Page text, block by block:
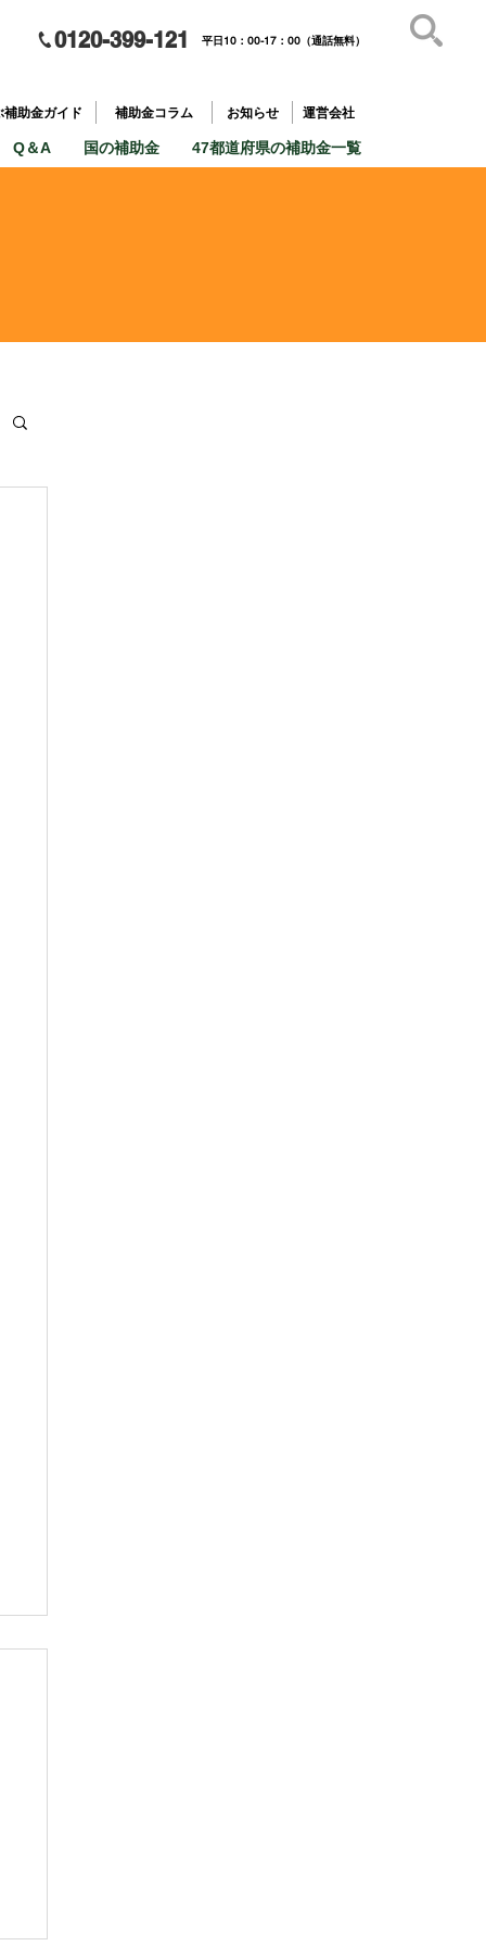
0120-399-121 平日10：00-17：00（通話無料）
助金ガイド 補助金コラム お知らせ 運営会社
Q＆A 国の補助金 47都道府県の補助金一覧